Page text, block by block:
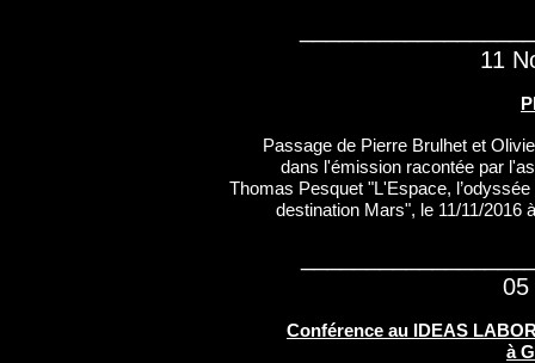
11
Passage de Pierre Brulhet et
dans l'émission racontée par
Thomas Pesquet "L'Espace, l’odyssée
destination Mars", le 11/11/2016
05
Conférence au IDEAS
à